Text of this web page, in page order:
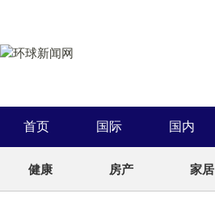
首页 国际 国内
健康 房产 家居